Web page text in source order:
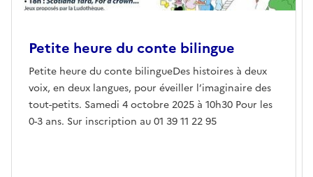
Petite heure du conte bilingue
Petite heure du conte bilingueDes histoires à deux
voix, en deux langues, pour éveiller l’imaginaire des
tout-petits. Samedi 4 octobre 2025 à 10h30 Pour les
0-3 ans. Sur inscription au 01 39 11 22 95